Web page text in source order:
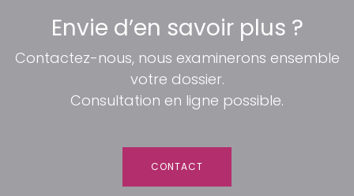
Envie d’en savoir plus ?
Contactez-nous, nous examinerons ensemble
votre dossier.
Consultation en ligne possible.
CONTACT